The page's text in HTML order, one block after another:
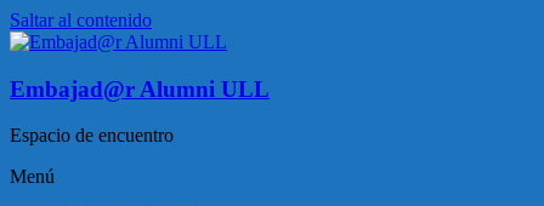
Saltar al contenido
Embajad@r Alumni ULL
Espacio de encuentro
Menú